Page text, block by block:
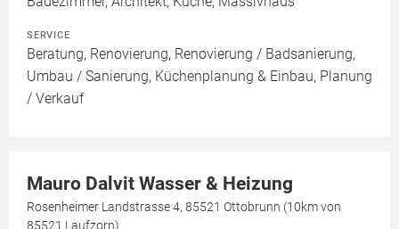
SERVICE
Beratung, Renovierung, Renovierung / Badsanierung,
Umbau / Sanierung, Küchenplanung & Einbau, Planung
/ Verkauf
Mauro Dalvit Wasser & Heizung
Rosenheimer Landstrasse 4, 85521 Ottobrunn (10km von
85521 Laufzorn)